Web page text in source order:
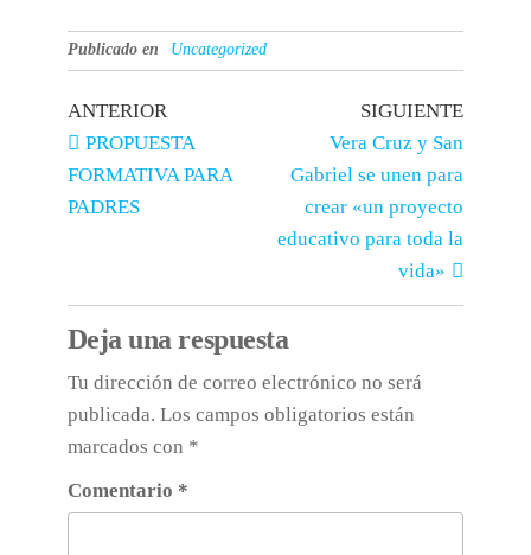
Publicado en Uncategorized
ANTERIOR
PROPUESTA
FORMATIVA PARA
PADRES
SIGUIENTE
Vera Cruz y San
Gabriel se unen para
crear «un proyecto
educativo para toda la
vida»
Deja una respuesta
Tu dirección de correo electrónico no será
publicada. Los campos obligatorios están
marcados con *
Comentario *